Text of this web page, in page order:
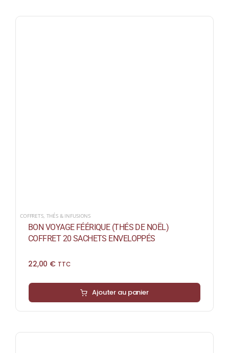
COFFRETS, THÉS & INFUSIONS
BON VOYAGE FÉÉRIQUE (THÉS DE NOËL)
COFFRET 20 SACHETS ENVELOPPÉS
22,00 € TTC
Ajouter au panier